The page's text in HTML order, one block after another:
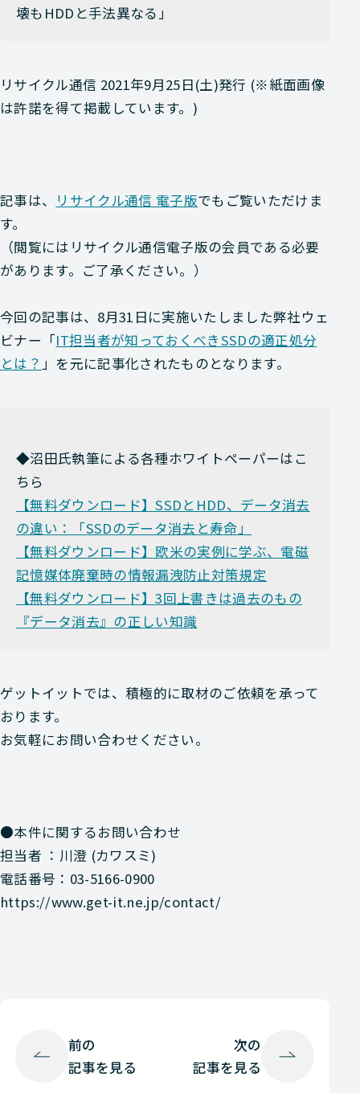
壊もHDDと手法異なる」
リサイクル通信 2021年9月25日(土)発行 (※紙面画像
は許諾を得て掲載しています。)
記事は、 リサイクル通信 電子版でもご覧いただけま
す。
（閲覧にはリサイクル通信電子版の会員である必要
があります。ご了承ください。）
今回の記事は、8月31日に実施いたしました弊社ウェ
ビナー「IT担当者が知っておくべきSSDの適正処分
とは？ 」を元に記事化されたものとなります。
◆沼田氏執筆による各種ホワイトペーパーはこ
ちら
【無料ダウンロード】SSDとHDD、データ消去
の違い：「SSDのデータ消去と寿命」
【無料ダウンロード】欧米の実例に学ぶ、電磁
記憶媒体廃棄時の情報漏洩防止対策規定
【無料ダウンロード】3回上書きは過去のもの
『データ消去』の正しい知識
ゲットイットでは、積極的に取材のご依頼を承って
おります。
お気軽にお問い合わせください。
●本件に関するお問い合わせ
担当者 ：川澄 (カワスミ)
電話番号：03-5166-0900
https://www.get-it.ne.jp/contact/
前の
記事を見る
次の
記事を見る